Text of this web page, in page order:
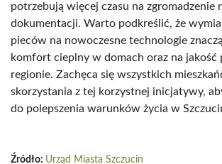
potrzebują więcej czasu na zgromadzenie
dokumentacji. Warto podkreślić, że
pieców na nowoczesne technologie
komfort cieplny w domach oraz na jakość
regionie. Zachęca się wszystkich
skorzystania z tej korzystnej inicjatywy,
do polepszenia warunków życia w
Źródło: Urząd Miasta Szczucin